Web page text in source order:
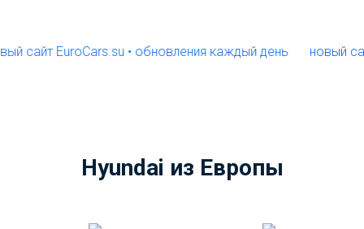
EuroCars.su • обновления каждый день новый сайт
Hyundai из Европы